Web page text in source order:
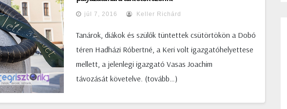
vette a Gődény György által szervezett
korlátozásellenes tüntetés a Hősök terén. Közzétette:
Blikk – 2021. február 28., vasárnap
júl 7, 2016 Keller Richárd
Tanárok, diákok és szülők tüntettek csütörtökön a Dobó
téren Hadházi Róbertné, a Keri volt igazgatóhelyettese
mellett, a jelenlegi igazgató Vasas Joachim
távozását követelve. (tovább…)